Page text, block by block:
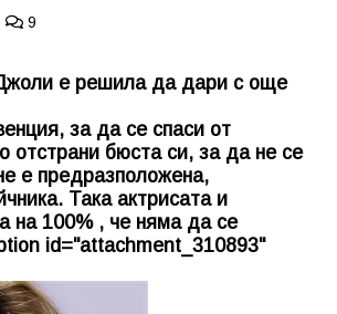
9
е решила да дари с още
за да се спаси от
отстрани бюста си, за да не се
е предразположена,
Така актрисата и
на 100% , че няма да се
id="attachment_310893"